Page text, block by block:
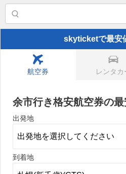
skyticketで最安
航空券 レンタカ
余市行き格安航空券の
出発地
到着地